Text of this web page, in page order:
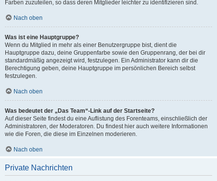
Farben zuzuteilen, so dass deren Mitglieder leichter zu identifizieren sind.
Nach oben
Was ist eine Hauptgruppe?
Wenn du Mitglied in mehr als einer Benutzergruppe bist, dient die
Hauptgruppe dazu, deine Gruppenfarbe sowie den Gruppenrang, der bei dir
standardmäßig angezeigt wird, festzulegen. Ein Administrator kann dir die
Berechtigung geben, deine Hauptgruppe im persönlichen Bereich selbst
festzulegen.
Nach oben
Was bedeutet der „Das Team“-Link auf der Startseite?
Auf dieser Seite findest du eine Auflistung des Forenteams, einschließlich der
Administratoren, der Moderatoren. Du findest hier auch weitere Informationen
wie die Foren, die diese im Einzelnen moderieren.
Nach oben
Private Nachrichten